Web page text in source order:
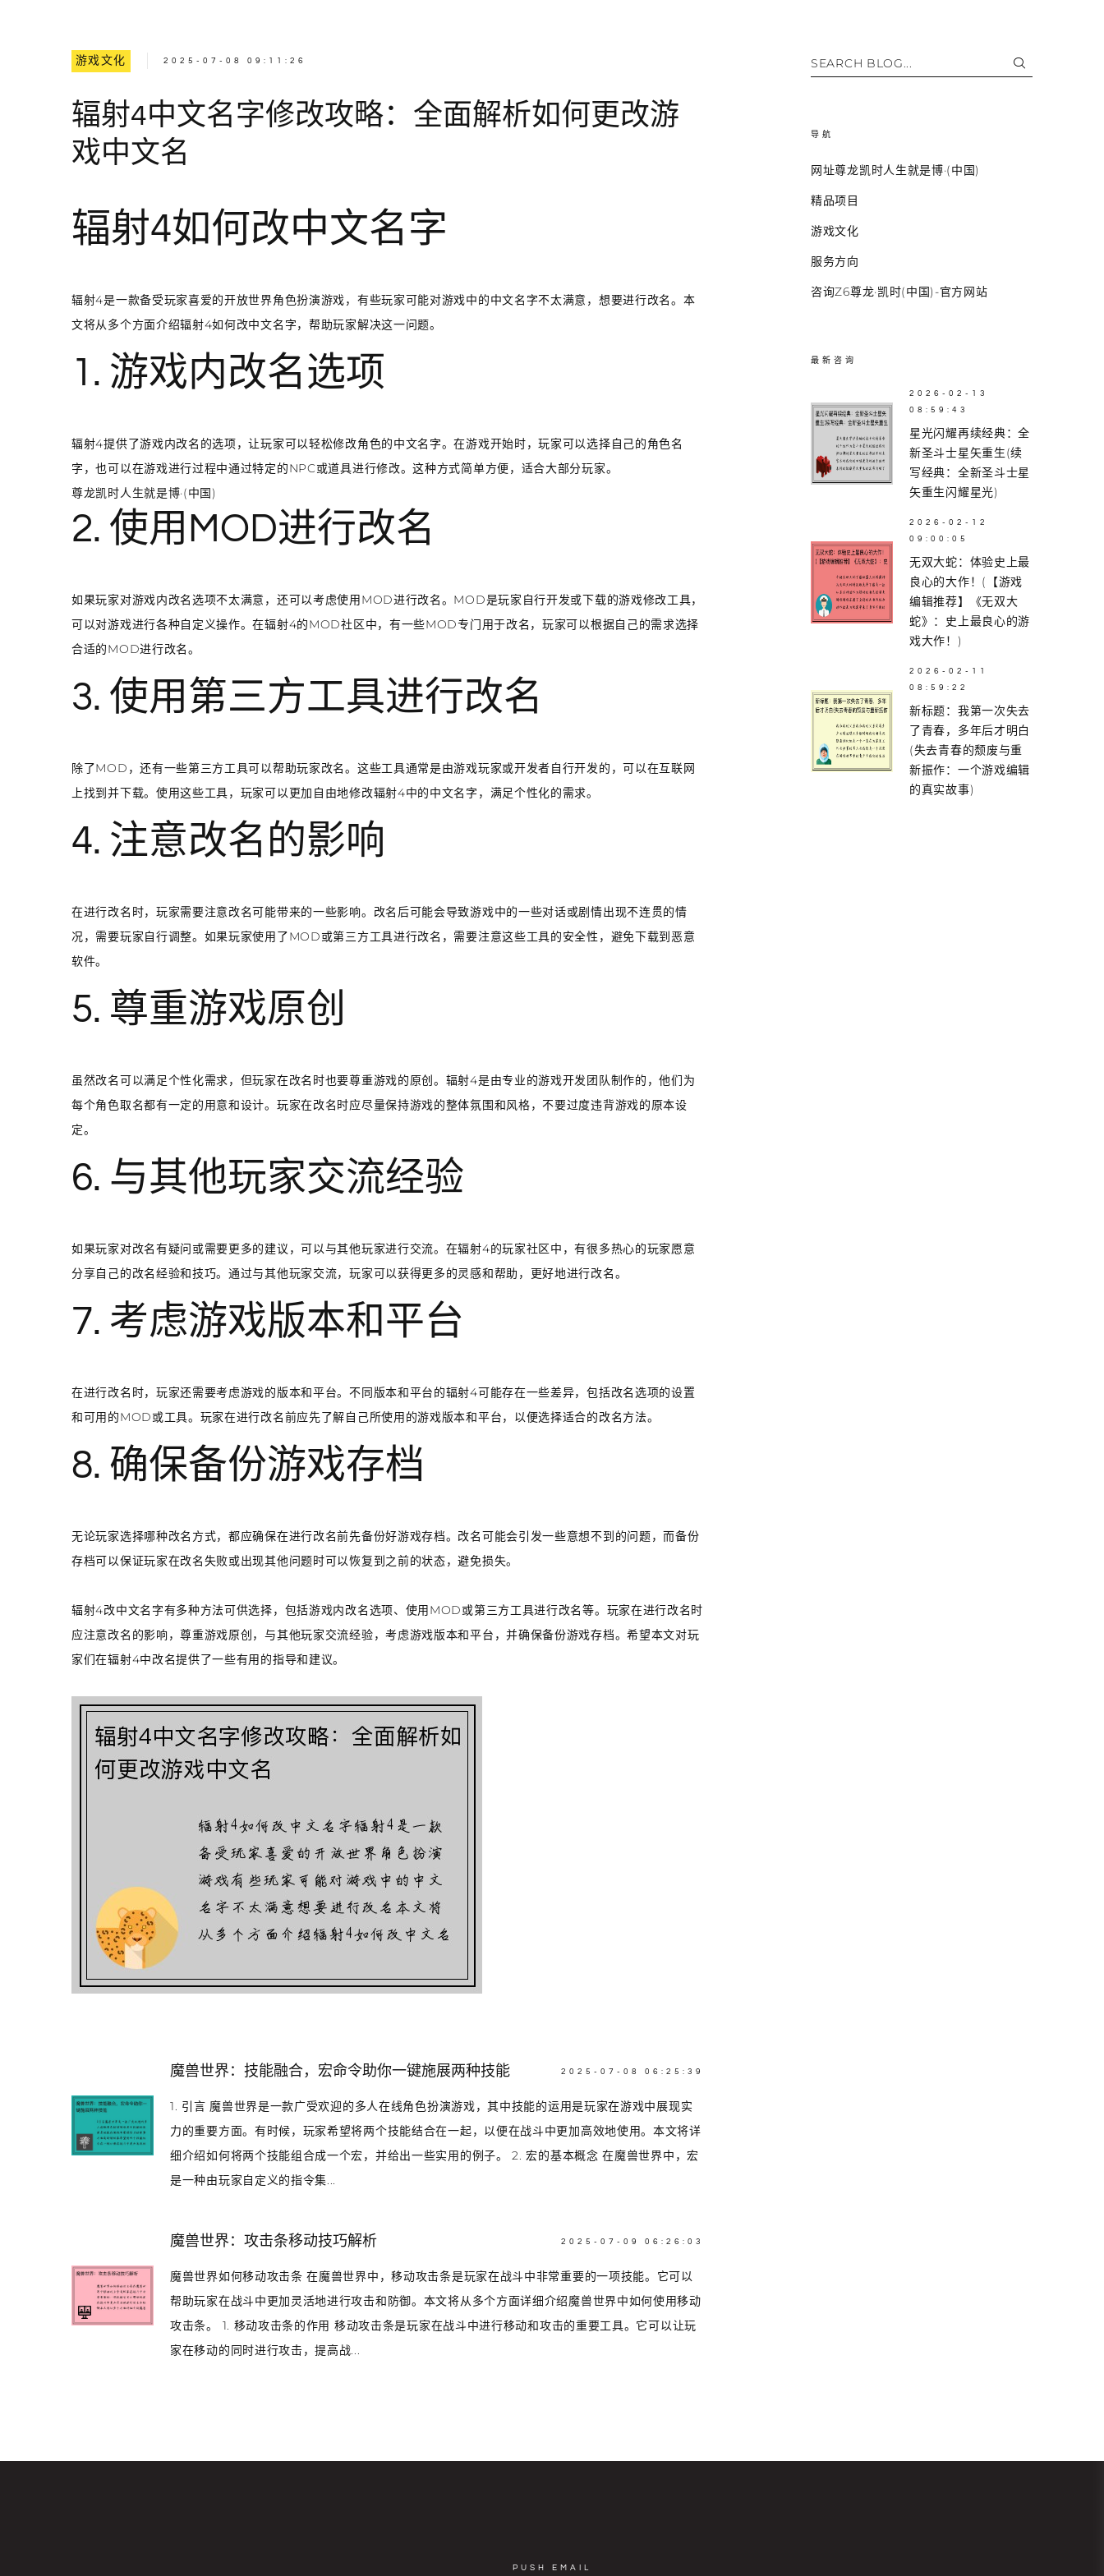
游戏文化 2025-07-08 09:11:26
辐射4中文名字修改攻略：全面解析如何更改游
戏中文名
辐射4如何改中文名字
辐射4是一款备受玩家喜爱的开放世界角色扮演游戏，有些玩家可能对游戏中的中文名字不太满意，想要进行改名。本
文将从多个方面介绍辐射4如何改中文名字，帮助玩家解决这一问题。
1. 游戏内改名选项
辐射4提供了游戏内改名的选项，让玩家可以轻松修改角色的中文名字。在游戏开始时，玩家可以选择自己的角色名
字，也可以在游戏进行过程中通过特定的NPC或道具进行修改。这种方式简单方便，适合大部分玩家。
尊龙凯时人生就是博·(中国)
2. 使用MOD进行改名
如果玩家对游戏内改名选项不太满意，还可以考虑使用MOD进行改名。MOD是玩家自行开发或下载的游戏修改工具，
可以对游戏进行各种自定义操作。在辐射4的MOD社区中，有一些MOD专门用于改名，玩家可以根据自己的需求选择
合适的MOD进行改名。
3. 使用第三方工具进行改名
除了MOD，还有一些第三方工具可以帮助玩家改名。这些工具通常是由游戏玩家或开发者自行开发的，可以在互联网
上找到并下载。使用这些工具，玩家可以更加自由地修改辐射4中的中文名字，满足个性化的需求。
4. 注意改名的影响
在进行改名时，玩家需要注意改名可能带来的一些影响。改名后可能会导致游戏中的一些对话或剧情出现不连贯的情
况，需要玩家自行调整。如果玩家使用了MOD或第三方工具进行改名，需要注意这些工具的安全性，避免下载到恶意
软件。
5. 尊重游戏原创
虽然改名可以满足个性化需求，但玩家在改名时也要尊重游戏的原创。辐射4是由专业的游戏开发团队制作的，他们为
每个角色取名都有一定的用意和设计。玩家在改名时应尽量保持游戏的整体氛围和风格，不要过度违背游戏的原本设
定。
6. 与其他玩家交流经验
如果玩家对改名有疑问或需要更多的建议，可以与其他玩家进行交流。在辐射4的玩家社区中，有很多热心的玩家愿意
分享自己的改名经验和技巧。通过与其他玩家交流，玩家可以获得更多的灵感和帮助，更好地进行改名。
7. 考虑游戏版本和平台
在进行改名时，玩家还需要考虑游戏的版本和平台。不同版本和平台的辐射4可能存在一些差异，包括改名选项的设置
和可用的MOD或工具。玩家在进行改名前应先了解自己所使用的游戏版本和平台，以便选择适合的改名方法。
8. 确保备份游戏存档
无论玩家选择哪种改名方式，都应确保在进行改名前先备份好游戏存档。改名可能会引发一些意想不到的问题，而备份
存档可以保证玩家在改名失败或出现其他问题时可以恢复到之前的状态，避免损失。
辐射4改中文名字有多种方法可供选择，包括游戏内改名选项、使用MOD或第三方工具进行改名等。玩家在进行改名时
应注意改名的影响，尊重游戏原创，与其他玩家交流经验，考虑游戏版本和平台，并确保备份游戏存档。希望本文对玩
家们在辐射4中改名提供了一些有用的指导和建议。
魔兽世界：技能融合，宏命令助你一键施展两种技能 2025-07-08 06:25:39
1. 引言 魔兽世界是一款广受欢迎的多人在线角色扮演游戏，其中技能的运用是玩家在游戏中展现实
力的重要方面。有时候，玩家希望将两个技能结合在一起，以便在战斗中更加高效地使用。本文将详
细介绍如何将两个技能组合成一个宏，并给出一些实用的例子。 2. 宏的基本概念 在魔兽世界中，宏
是一种由玩家自定义的指令集...
魔兽世界：攻击条移动技巧解析 2025-07-09 06:26:03
魔兽世界如何移动攻击条 在魔兽世界中，移动攻击条是玩家在战斗中非常重要的一项技能。它可以
帮助玩家在战斗中更加灵活地进行攻击和防御。本文将从多个方面详细介绍魔兽世界中如何使用移动
攻击条。 1. 移动攻击条的作用 移动攻击条是玩家在战斗中进行移动和攻击的重要工具。它可以让玩
家在移动的同时进行攻击，提高战...
SEARCH BLOG...
导航
网址尊龙凯时人生就是博·(中国)
精品项目
游戏文化
服务方向
咨询Z6尊龙·凯时(中国)-官方网站
最新咨询
2026-02-13
08:59:43
星光闪耀再续经典：全
新圣斗士星矢重生(续
写经典：全新圣斗士星
矢重生闪耀星光)
2026-02-12
09:00:05
无双大蛇：体验史上最
良心的大作！(【游戏
编辑推荐】《无双大
蛇》：史上最良心的游
戏大作！)
2026-02-11
08:59:22
新标题：我第一次失去
了青春，多年后才明白
(失去青春的颓废与重
新振作：一个游戏编辑
的真实故事)
PUSH EMAIL